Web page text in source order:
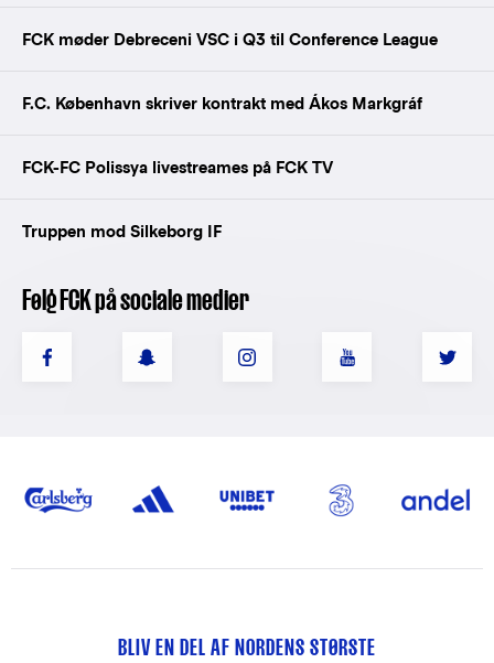
FCK møder Debreceni VSC i Q3 til Conference League
F.C. København skriver kontrakt med Ákos Markgráf
FCK-FC Polissya livestreames på FCK TV
Truppen mod Silkeborg IF
Følg FCK på sociale medier
BLIV EN DEL AF NORDENS STØRSTE